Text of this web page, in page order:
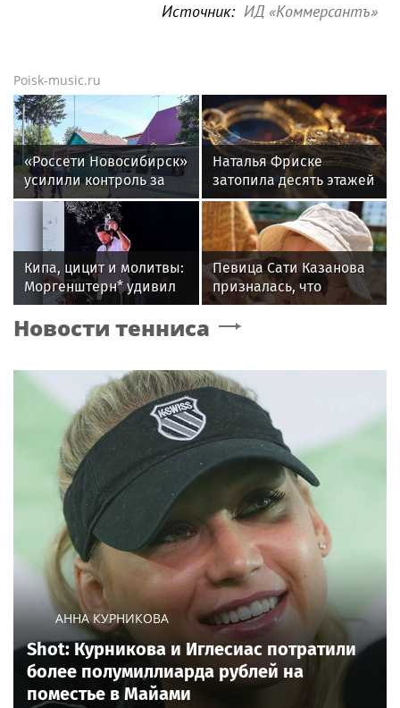
Источник: ИД «Коммерсантъ»
Poisk-music.ru
«Россети Новосибирск»
усилили контроль за
незаконными
подвесами ВОЛС: охват
проверок вырос в 1,5
раза
Наталья Фриске
затопила десять этажей
в Москве, соседи
подали в суд
Кипа, цицит и молитвы:
Моргенштерн* удивил
публику новым
образом и
Певица Сати Казанова
призналась, что
назвала дочь в честь
индуистской богини
Новости тенниса
АННА КУРНИКОВА
Shot: Курникова и Иглесиас потратили
более полумиллиарда рублей на
поместье в Майами